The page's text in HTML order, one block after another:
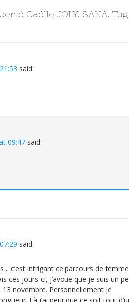
Gaëlle JOLY, SANA,
said:
09:47 said:
said:
.. c’est intrigant ce parcours de
ces jours-ci, j’avoue que je suis un
novembre. Personnellement je
Là j’ai peur que ce soit tout